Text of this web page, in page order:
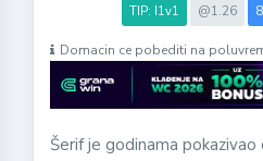
TIP: I1v1 @1.26
Domacin ce pobediti na
Šerif je godinama pokazivao